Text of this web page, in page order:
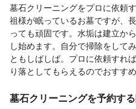
墓石クリーニングをプロに依頼
祖様が眠っているお墓ですが、
っても頑固です。水垢は建立か
し始めます。自分で掃除をして
ともしばしば。プロに依頼すれ
り落としてもらえるのでおすすめ
墓石クリーニングを予約す